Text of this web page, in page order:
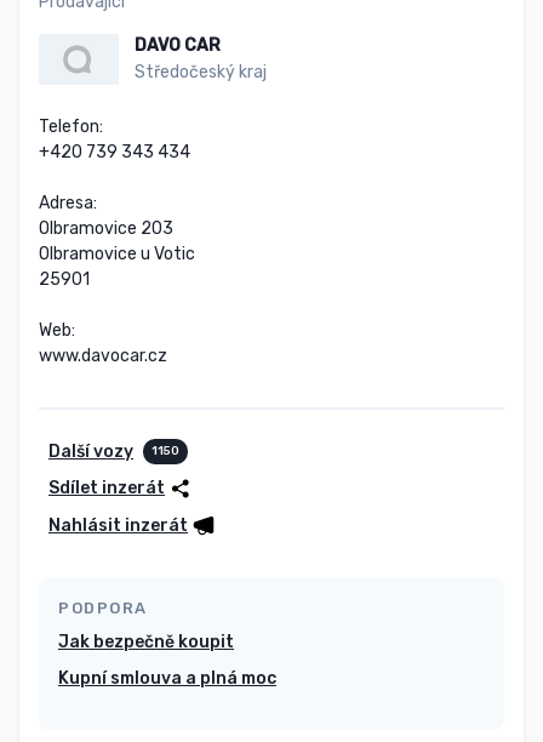
DAVO CAR
Středočeský kraj
Telefon:
+420 739 343 434
Adresa:
Olbramovice 203
Olbramovice u Votic
25901
Web:
www.davocar.cz
Další vozy 1150
Sdílet inzerát
Nahlásit inzerát
PODPORA
Jak bezpečně koupit
Kupní smlouva a plná moc